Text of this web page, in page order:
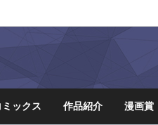
ミックス 作品紹介 漫画賞